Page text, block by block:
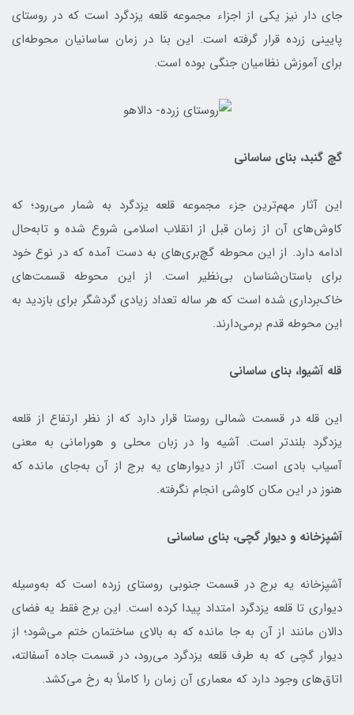
جای دار نیز یکی از اجزاء مجموعه قلعه یزدگرد است که در روستای
پایینی زرده قرار گرفته است. این بنا در زمان ساسانیان محوطه‌ای
برای آموزش نظامیان جنگی بوده است.
گچ گنبد، بنای ساسانی
این آثار مهم‌ترین جزء مجموعه قلعه یزدگرد به شمار می‌رود؛ که
کاوش‌های آن از زمان قبل از انقلاب اسلامی شروع شده و تابه‌حال
ادامه دارد. از این محوطه گچ‌بری‌های به دست آمده که در نوع خود
برای باستان‌شناسان بی‌نظیر است. از این محوطه قسمت‌های
خاک‌برداری شده است که هر ساله تعداد زیادی گردشگر برای بازدید به
این محوطه قدم برمی‌دارند.
قله آشیوا، بنای ساسانی
این قله در قسمت شمالی روستا قرار دارد که از نظر ارتفاع از قلعه
یزدگرد بلندتر است. آشیه وا در زبان محلی و هورامانی به معنی
آسیاب بادی است. آثار از دیوارهای یه برج از آن به‌جای مانده که
هنوز در این مکان کاوشی انجام نگرفته.
آشپزخانه و دیوار گچی، بنای ساسانی
آشپزخانه یه برج در قسمت جنوبی روستای زرده است که به‌وسیله
دیواری تا قلعه یزدگرد امتداد پیدا کرده است. این برج فقط یه فضای
دالان مانند از آن به‌ جا مانده که به بالای ساختمان ختم می‌شود؛ از
دیوار گچی که به طرف قلعه یزدگرد می‌رود، در قسمت جاده آسفالته،
اتاق‌های وجود دارد که معماری آن زمان را کاملاً به رخ می‌کشد.